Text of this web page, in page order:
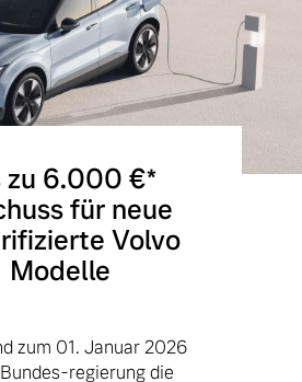
zu 6.000 €⁠*
für neue
Volvo
Modelle
zum 01. Januar 2026
regierung die